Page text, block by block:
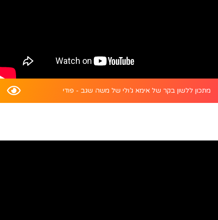
מתכון ללשון בקר של אימא ג’ולי של משה שגב - פודי